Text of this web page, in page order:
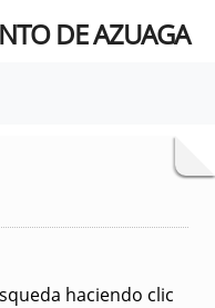
DE AZUAGA
haciendo clic